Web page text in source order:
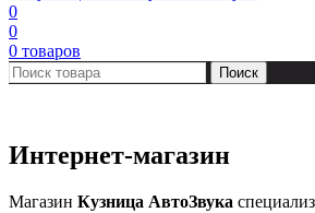
0
0
0 товаров
Поиск
Интернет-магазин
Магазин Кузница АвтоЗвука